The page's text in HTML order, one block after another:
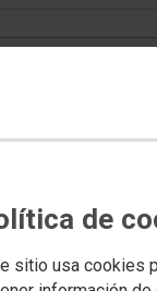
de
sitio usa cookies